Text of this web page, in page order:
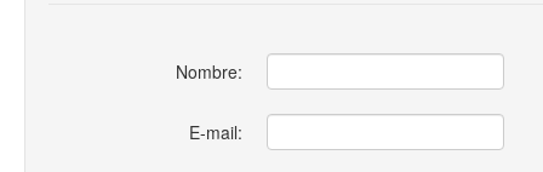
Nombre:
E-mail: